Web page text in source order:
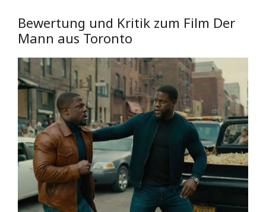
Bewertung und Kritik zum Film Der
Mann aus Toronto